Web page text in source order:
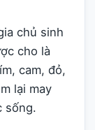
chủ sinh
cho là
cam, đỏ,
lại may
sống.